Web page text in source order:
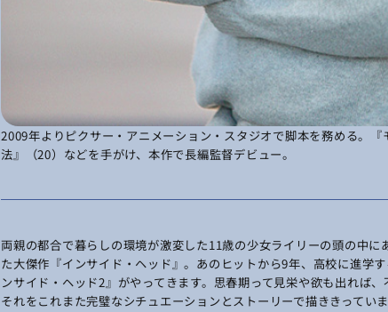
2009年よりピクサー・アニメーション・スタジオで脚本を務める。
法』（20）などを手がけ、本作で長編監督デビュー。
両親の都合で暮らしの環境が激変した11歳の少女ライリーの頭の中
た大傑作『インサイド・ヘッド』。あのヒットから9年、高校に進学
ンサイド・ヘッド2』がやってきます。思春期って見栄や欲も出れば
それをこれまた完璧なシチュエーションとストーリーで描ききっていま